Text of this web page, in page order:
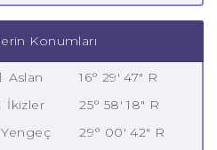
Konumları
Aslan
16° 29' 47" R
İkizler
25° 58' 18" R
Yengeç
29° 00' 42" R